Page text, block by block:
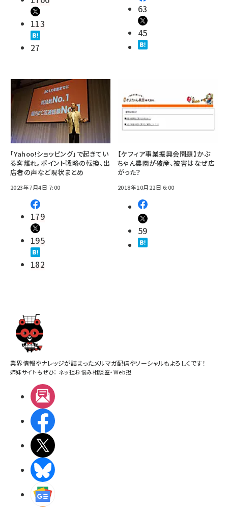
113
27
63
45
「Yahoo!ショッピング」で起きてい
る客離れ。ポイント戦略の転換、出
店者の声など現状まとめ
2023年7月4日 7:00
179
195
182
【ケフィア事業振興会問題】かぶ
ちゃん農園が破産、被害はなぜ広
がった？
2018年10月22日 6:00
59
業界情報やナレッジが詰まったメルマガ配信やソーシャルもよろしくです！
姉妹サイトもぜひ： ネッ担お悩み相談室・Web担